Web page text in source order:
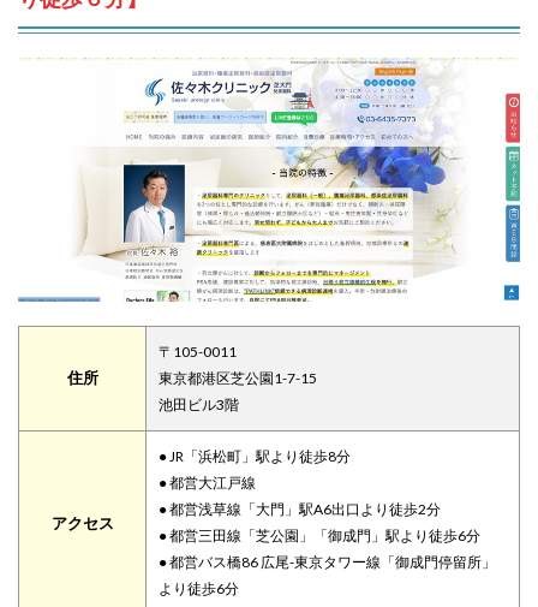
住所
〒105-0011
東京都港区芝公園1-7-15
池田ビル3階
アクセス
● JR「浜松町」駅より徒歩8分
● 都営大江戸線
● 都営浅草線「大門」駅A6出口より徒歩2分
● 都営三田線「芝公園」「御成門」駅より徒歩6分
● 都営バス橋86 広尾-東京タワー線「御成門停留所」
より徒歩6分